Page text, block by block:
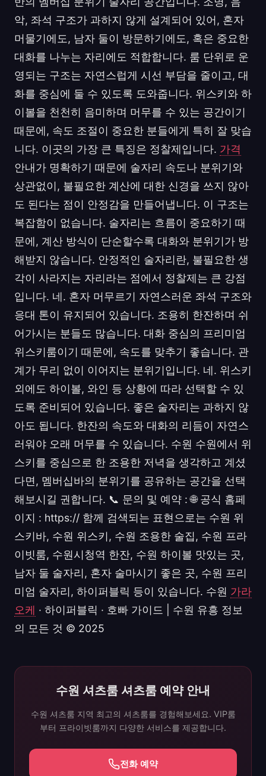
악, 좌석 구조가 과하지 않게 설계되어 있어, 혼자
머물기에도, 남자 둘이 방문하기에도, 혹은 중요한
대화를 나누는 자리에도 적합합니다. 룸 단위로 운
영되는 구조는 자연스럽게 시선 부담을 줄이고, 대
화를 중심에 둘 수 있도록 도와줍니다. 위스키와 하
이볼을 천천히 음미하며 머무를 수 있는 공간이기
때문에, 속도 조절이 중요한 분들에게 특히 잘 맞습
니다. 이곳의 가장 큰 특징은 정찰제입니다. 가격
안내가 명확하기 때문에 술자리 속도나 분위기와
상관없이, 불필요한 계산에 대한 신경을 쓰지 않아
도 된다는 점이 안정감을 만들어냅니다. 이 구조는
복잡함이 없습니다. 술자리는 흐름이 중요하기 때
문에, 계산 방식이 단순할수록 대화와 분위기가 방
해받지 않습니다. 안정적인 술자리란, 불필요한 생
각이 사라지는 자리라는 점에서 정찰제는 큰 강점
입니다. 네. 혼자 머무르기 자연스러운 좌석 구조와
응대 톤이 유지되어 있습니다. 조용히 한잔하며 쉬
어가시는 분들도 많습니다. 대화 중심의 프리미엄
위스키룸이기 때문에, 속도를 맞추기 좋습니다. 관
계가 무리 없이 이어지는 분위기입니다. 네. 위스키
외에도 하이볼, 와인 등 상황에 따라 선택할 수 있
도록 준비되어 있습니다. 좋은 술자리는 과하지 않
아도 됩니다. 한잔의 속도와 대화의 리듬이 자연스
러워야 오래 머무를 수 있습니다. 수원 수원에서 위
스키를 중심으로 한 조용한 저녁을 생각하고 계셨
다면, 멤버십바의 분위기를 공유하는 공간을 선택
해보시길 권합니다. 📞 문의 및 예약 : 🌐 공식 홈페
이지 : https:// 함께 검색되는 표현으로는 수원 위
스키바, 수원 위스키, 수원 조용한 술집, 수원 프라
이빗룸, 수원시청역 한잔, 수원 하이볼 맛있는 곳,
남자 둘 술자리, 혼자 술마시기 좋은 곳, 수원 프리
미엄 술자리, 하이퍼블릭 등이 있습니다. 수원 가라
오케 · 하이퍼블릭 · 호빠 가이드 | 수원 유흥 정보
의 모든 것 © 2025
수원 셔츠룸 셔츠룸 예약 안내
수원 셔츠룸 지역 최고의 셔츠룸를 경험해보세요. VIP룸
부터 프라이빗룸까지 다양한 서비스를 제공합니다.
전화 예약